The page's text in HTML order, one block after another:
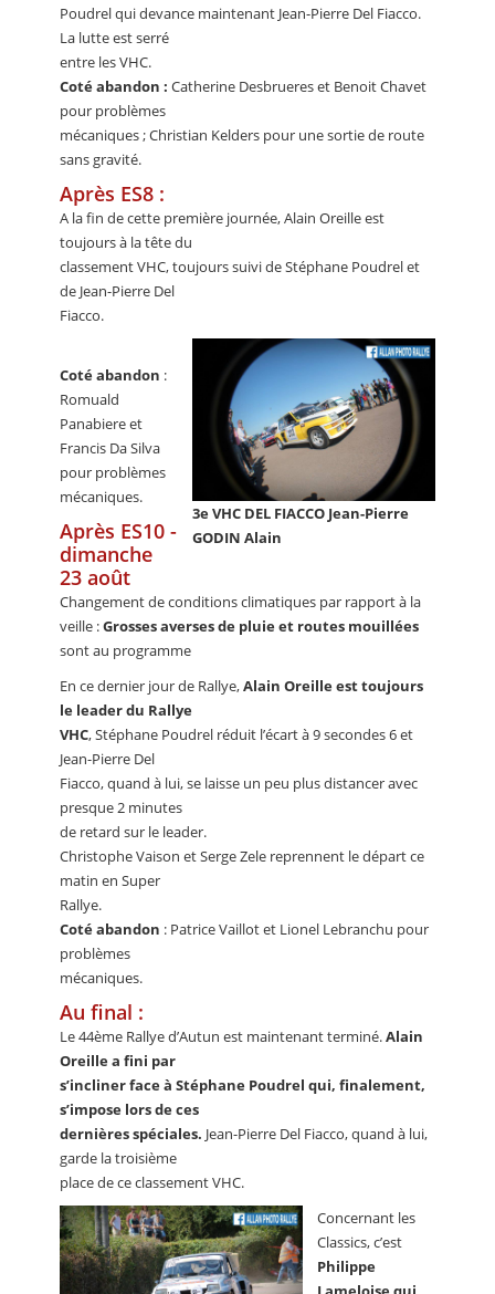
Poudrel qui devance maintenant Jean-Pierre Del Fiacco.
La lutte est serré
entre les VHC.
Coté abandon : Catherine Desbrueres et Benoit Chavet
pour problèmes
mécaniques ; Christian Kelders pour une sortie de route
sans gravité.
Après ES8 :
A la fin de cette première journée, Alain Oreille est
toujours à la tête du
classement VHC, toujours suivi de Stéphane Poudrel et
de Jean-Pierre Del
Fiacco.
3e VHC DEL FIACCO Jean-Pierre
GODIN Alain
Coté abandon :
Romuald
Panabiere et
Francis Da Silva
pour problèmes
mécaniques.
Après ES10 -
dimanche
23 août
Changement de conditions climatiques par rapport à la
veille :Grosses averses de pluie et routes mouillées
sont au programme
En ce dernier jour de Rallye,Alain Oreille est toujours
le leader du Rallye
VHC, Stéphane Poudrel réduit l’écart à 9 secondes 6 et
Jean-Pierre Del
Fiacco, quand à lui, se laisse un peu plus distancer avec
presque 2 minutes
de retard sur le leader.
Christophe Vaison et Serge Zele reprennent le départ ce
matin en Super
Rallye.
Coté abandon : Patrice Vaillot et Lionel Lebranchu pour
problèmes
mécaniques.
Au final :
Le 44ème Rallye d’Autun est maintenant terminé.Alain
Oreille a fini par
s’incliner face à Stéphane Poudrel qui, finalement,
s’impose lors de ces
dernières spéciales. Jean-Pierre Del Fiacco, quand à lui,
garde la troisième
place de ce classement VHC.
Concernant les
Classics, c’est
Philippe